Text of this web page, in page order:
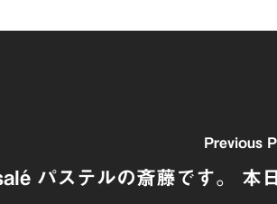
Previous
パステルの斎藤です。 本